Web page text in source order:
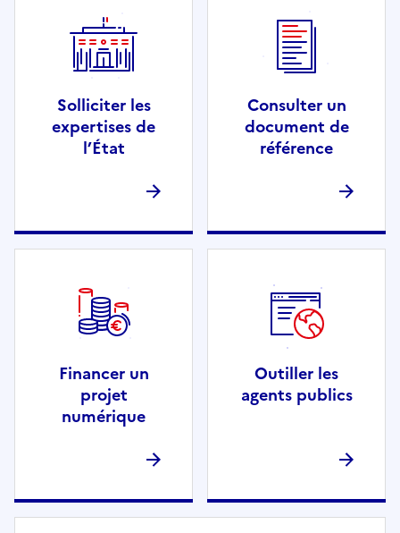
Solliciter les
expertises de
l’État
Consulter un
document de
référence
Financer un
projet
numérique
Outiller les
agents publics